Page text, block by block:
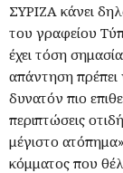
ΣΥΡΙΖΑ κάνει
του γραφείου
έχει τόση
απάντηση πρέπει
δυνατόν πιο
περιπτώσεις
μέγιστο
κόμματος που